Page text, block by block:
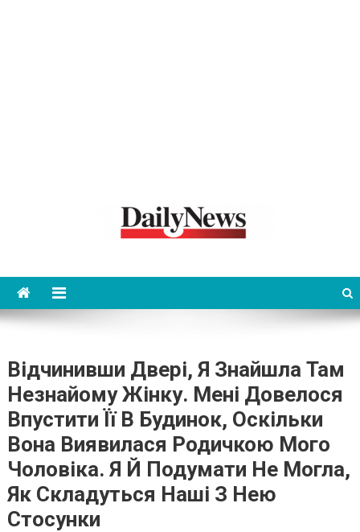
Відчинивши Двері, Я Знайшла Там
Незнайому Жінку. Мені Довелося
Впустити Її В Будинок, Оскільки
Вона Виявилася Родичкою Мого
Чоловіка. Я Й Подумати Не Могла,
Як Складуться Наші З Нею
Стосунки